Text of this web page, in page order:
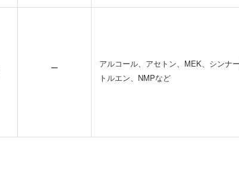
ー
アルコール、アセトン、MEK、シンナ
トルエン、NMPなど